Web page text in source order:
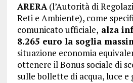
ARERA(l’Autorità di
Reti e Ambiente), come
comunicato ufficiale, alza
8.265 euro la soglia
situazione economia
ottenere il Bonus sociale di
sulle bollette di acqua, luce e